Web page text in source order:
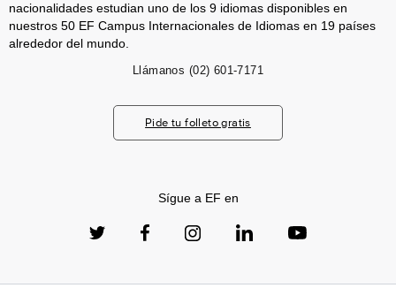
nacionalidades estudian uno de los 9 idiomas disponibles en
nuestros 50 EF Campus Internacionales de Idiomas en 19 países
alrededor del mundo.
Llámanos (02) 601-7171
Pide tu folleto gratis
Sígue a EF en